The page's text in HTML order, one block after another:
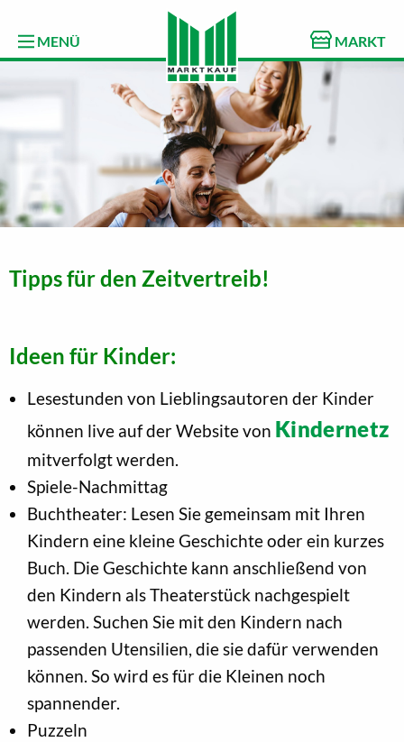
MENÜ MARKT
Tipps für den Zeitvertreib!
Ideen für Kinder:
Lesestunden von Lieblingsautoren der Kinder
können live auf der Website von Kindernetz
mitverfolgt werden.
Spiele-Nachmittag
Buchtheater: Lesen Sie gemeinsam mit Ihren
Kindern eine kleine Geschichte oder ein kurzes
Buch. Die Geschichte kann anschließend von
den Kindern als Theaterstück nachgespielt
werden. Suchen Sie mit den Kindern nach
passenden Utensilien, die sie dafür verwenden
können. So wird es für die Kleinen noch
spannender.
Puzzeln